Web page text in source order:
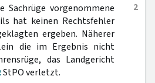
2
Sachrüge vorgenommene
hat keinen Rechtsfehler
ergeben. Näherer
die im Ergebnis nicht
das Landgericht
StPO verletzt.